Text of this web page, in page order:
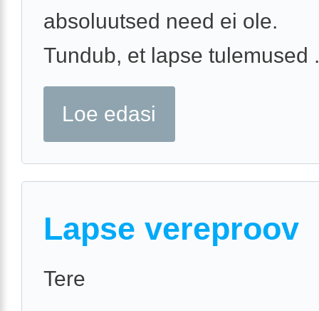
absoluutsed need ei ole.
Tundub, et lapse tulemused
Loe edasi
Lapse vereproov
Tere